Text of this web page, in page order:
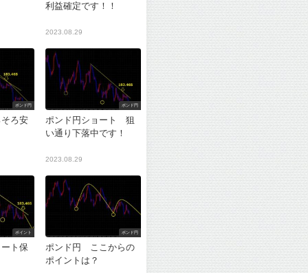
利益確定です！！
2023.08.29
ポンド円
ろ安
ポンド円
ポンド円ショート 狙
い通り下落中です！
2023.08.29
ポイント
ト保
ポンド円
ポンド円 ここからの
ポイントは？